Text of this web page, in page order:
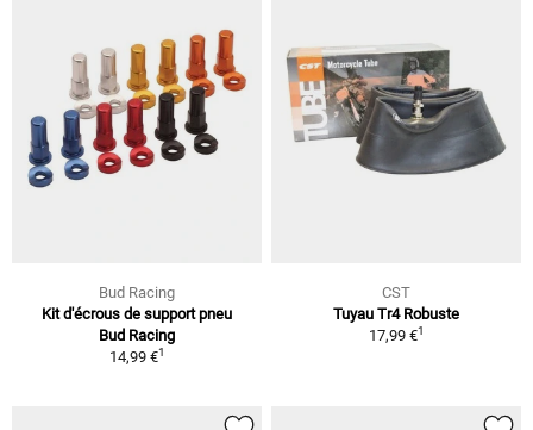
Bud Racing
Kit d'écrous de support pneu
Bud Racing
14,99 €1
CST
Tuyau Tr4 Robuste
17,99 €1